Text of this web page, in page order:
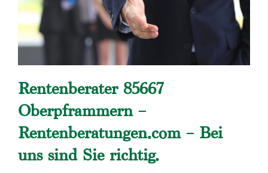
Rentenberater 85667
Oberpframmern –
Rentenberatungen.com – Bei
uns sind Sie richtig.